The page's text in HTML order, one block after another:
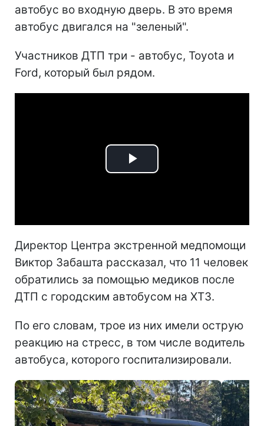
автобус во входную дверь. В это время
автобус двигался на "зеленый".
Участников ДТП три - автобус, Toyota и
Ford, который был рядом.
Play
Директор Центра экстренной медпомощи
Виктор Забашта рассказал, что 11 человек
обратились за помощью медиков после
ДТП с городским автобусом на ХТЗ.
По его словам, трое из них имели острую
реакцию на стресс, в том числе водитель
автобуса, которого госпитализировали.